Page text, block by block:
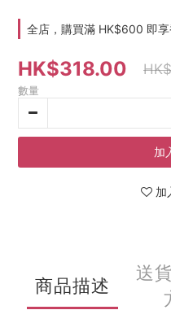
全店，購買滿 HK$600 即
HK$318.00
數量
加
加
商品描述
送